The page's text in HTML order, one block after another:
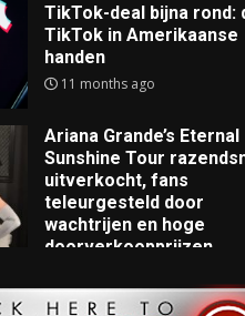
TikTok-deal bijna rond:
TikTok in Amerikaanse
handen
11 months ago
Ariana Grande’s Eternal
Sunshine Tour
uitverkocht, fans
teleurgesteld door
wachtrijen en hoge
doorverkoopprijzen